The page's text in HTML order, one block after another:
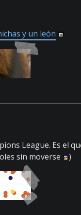
y un león
League. Es el
sin moverse
)